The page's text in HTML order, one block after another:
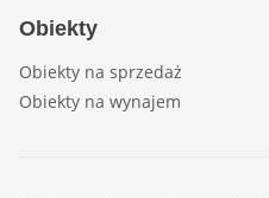
Obiekty
Obiekty na sprzedaż
Obiekty na wynajem